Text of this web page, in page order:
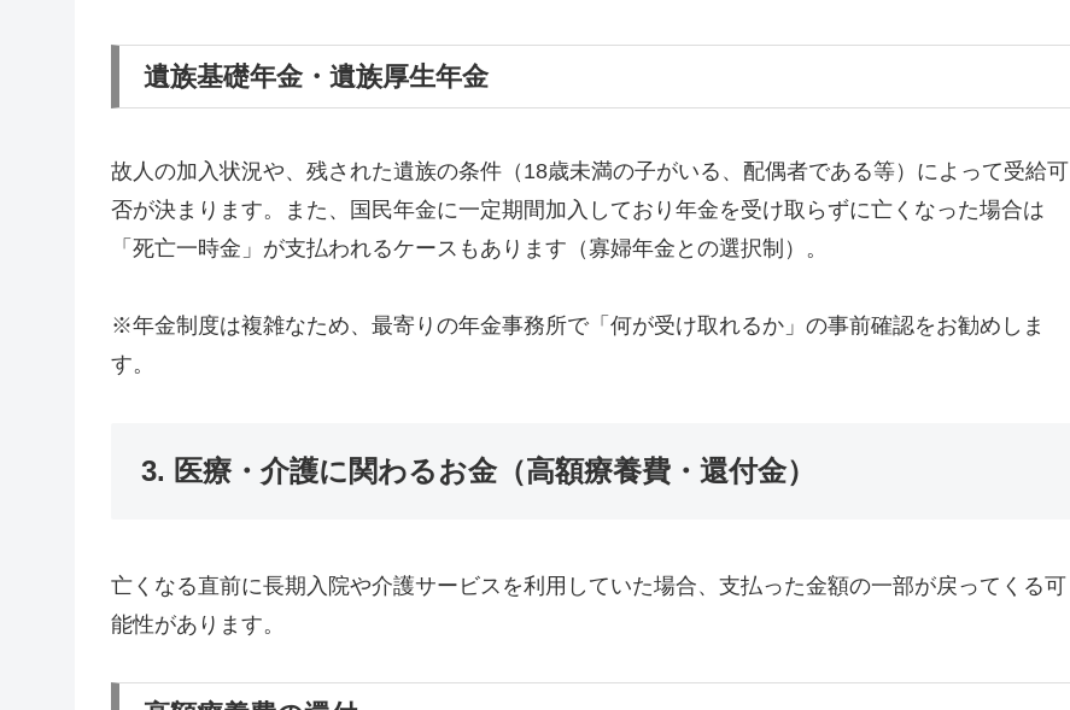
遺族基礎年金・遺族厚生年金
故人の加入状況や、残された遺族の条件（18歳未満の子がいる、配偶者である等）によって受給可
否が決まります。また、国民年金に一定期間加入しており年金を受け取らずに亡くなった場合は
「死亡一時金」が支払われるケースもあります（寡婦年金との選択制）。
※年金制度は複雑なため、最寄りの年金事務所で「何が受け取れるか」の事前確認をお勧めしま
す。
3. 医療・介護に関わるお金（高額療養費・還付金）
亡くなる直前に長期入院や介護サービスを利用していた場合、支払った金額の一部が戻ってくる可
能性があります。